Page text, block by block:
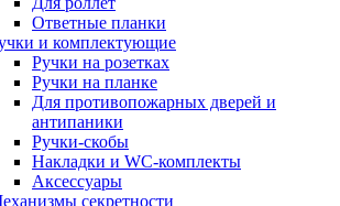
Ответные планки
и комплектующие
Ручки на розетках
Ручки на планке
Для противопожарных дверей и
антипаники
Ручки-скобы
Накладки и WC-комплекты
Аксессуары
секретности